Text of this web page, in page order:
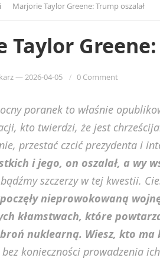
Marjorie Taylor Greene: Trump oszalał
Taylor
—2026-04-05 0 Comment
poranek to właśnie
kto twierdzi, że jest
przestać czcić prezydenta i
i jego, on oszalał, a wy
szczerzy w tej kwestii.
nieprowokowaną
kłamstwach, które
nuklearną. Wiesz, kto
konieczności prowadzenia